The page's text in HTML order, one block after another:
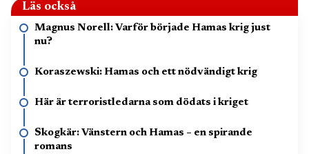
Läs också
Magnus Norell: Varför började Hamas krig just
nu?
Koraszewski: Hamas och ett nödvändigt krig
Här är terroristledarna som dödats i kriget
Skogkär: Vänstern och Hamas – en spirande
romans